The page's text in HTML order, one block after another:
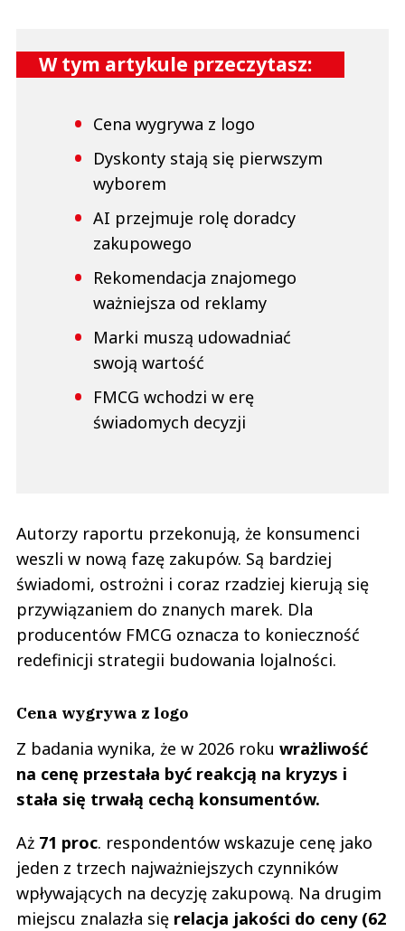
Prześlij komentarz
W tym artykule przeczytasz:
Cena wygrywa z logo
Dyskonty stają się pierwszym
wyborem
AI przejmuje rolę doradcy
zakupowego
Rekomendacja znajomego
ważniejsza od reklamy
Marki muszą udowadniać
swoją wartość
FMCG wchodzi w erę
świadomych decyzji
Autorzy raportu przekonują, że konsumenci
weszli w nową fazę zakupów. Są bardziej
świadomi, ostrożni i coraz rzadziej kierują się
przywiązaniem do znanych marek. Dla
producentów FMCG oznacza to konieczność
redefinicji strategii budowania lojalności.
Cena wygrywa z logo
Z badania wynika, że w 2026 roku wrażliwość
na cenę przestała być reakcją na kryzys i
stała się trwałą cechą konsumentów.
Aż 71 proc. respondentów wskazuje cenę jako
jeden z trzech najważniejszych czynników
wpływających na decyzję zakupową. Na drugim
miejscu znalazła się relacja jakości do ceny (62